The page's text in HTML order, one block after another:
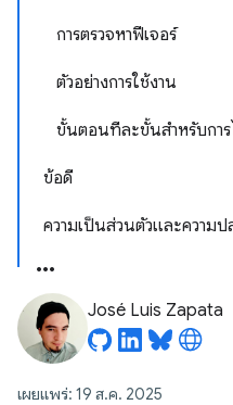
การตรวจหาฟีเจอร์
ตัวอย่างการใช้งาน
ขั้นตอนทีละขั้นสำหรับกา
ข้อดี
ความเป็นส่วนตัวและความ
José Luis Zapata
เผยแพร่: 19 ส.ค. 2025